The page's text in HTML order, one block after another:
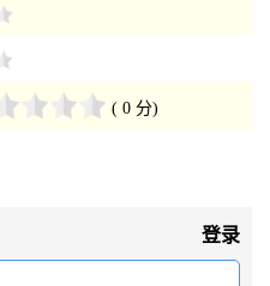
( 0 分)
登录